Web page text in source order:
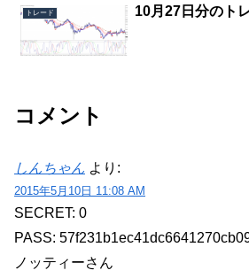
トレード 10月27日分のト
コメント
しんちゃん より:
2015年5月10日 11:08 AM
SECRET: 0
PASS:
ノッティーさん